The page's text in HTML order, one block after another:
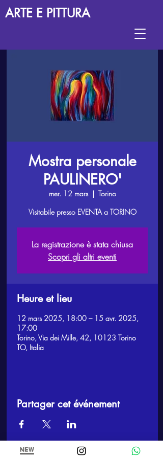
ARTE E PITTURA
Mostra personale
PAULINERO'
mer. 12 mars
  |
Torino
Visitabile presso EVENTA a TORINO
La registrazione è stata chiusa
Scopri gli altri eventi
Heure et lieu
12 mars 2025, 18:00 – 15 avr. 2025,
17:00
Torino, Via dei Mille, 42, 10123 Torino
TO, Italia
Partager cet événement